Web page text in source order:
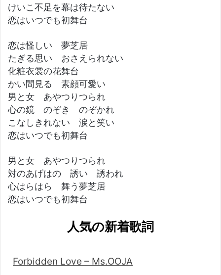
けいこ不足を幕は待たない
恋はいつでも初舞台
恋は怪しい 夢芝居
たぎる思い おさえられない
化粧衣裳の花舞台
かい間見る 素顔可愛い
男と女 あやつりつられ
心の鏡 のぞき のぞかれ
こなしきれない 涙と笑い
恋はいつでも初舞台
男と女 あやつりつられ
対のあげはの 誘い 誘われ
心はらはら 舞う夢芝居
恋はいつでも初舞台
人気の新着歌詞
Forbidden Love – Ms.OOJA